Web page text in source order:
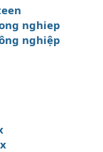
nghiep
nghiệp